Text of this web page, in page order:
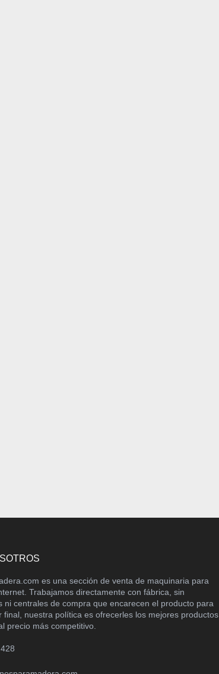
es una sección de venta de maquinaria para
Trabajamos directamente con fábrica, sin
ni centrales de compra que encarecen el producto para
final, nuestra política es ofrecerles los mejores productos
precio más competitivo.